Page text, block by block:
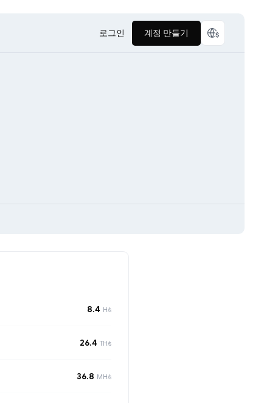
로그인 계정 만들기
8.4 H/s
26.4 TH/s
36.8 MH/s